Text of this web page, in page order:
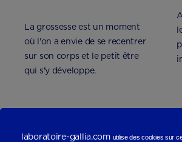
La grossesse est un moment
où l'on a envie de se recentrer
sur son corps et le petit être
qui s'y développe.
laboratoire-gallia.com utilise des cookies sur